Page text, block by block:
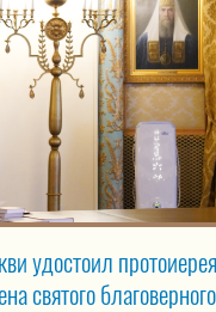
удостоил протоиерея
святого благоверного